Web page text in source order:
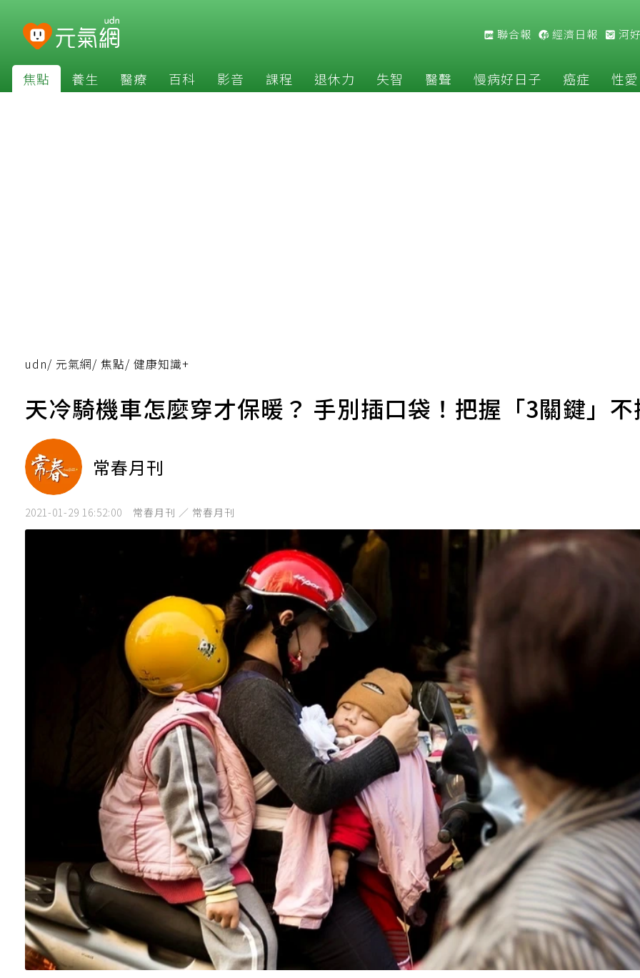
聯合報 經濟日報 河
焦點 養生 醫療 百科 影音 課程 退休力 失智 醫聲 慢病好日子 癌症 性愛
udn/ 元氣網/ 焦點/ 健康知識+
天冷騎機車怎麼穿才保暖？ 手別插口袋！把握「3關鍵」
常春月刊
2021-01-29 16:52:00 常春月刊 ／ 常春月刊